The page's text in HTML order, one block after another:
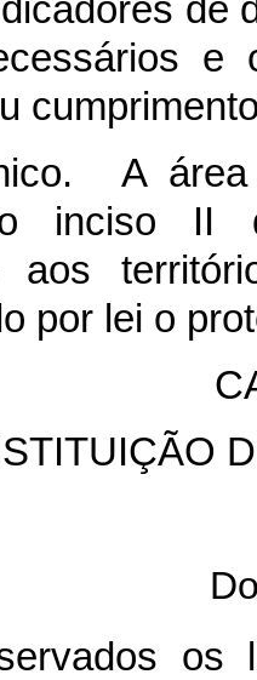
de
e
A
inciso II
aos
por lei o
os